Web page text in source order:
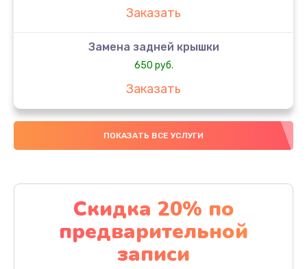
Заказать
Замена задней крышки
650 руб.
Заказать
Замена аккумулятора
4000 руб.
Замена материнской платы
1100 руб.
Заказать
ПОКАЗАТЬ ВСЕ УСЛУГИ
Скидка 20% по
предварительной
записи